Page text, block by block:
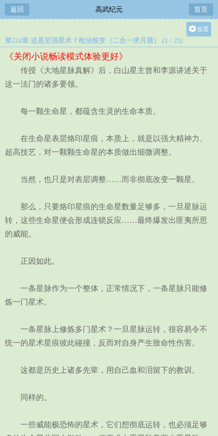
返回 高武纪元 首页
设置
中
第224章 这是至强星术？枪法蜕变（二合一求月票） (1 / 25)
《关闭小说畅读模式体验更好》
传授《大地星脉真解》后，白山星主曾和李源讲述关于
这一法门的诸多要领。
每一颗生命星，都蕴含生灵的生命本质。
在生命星表层烙印星痕，本质上，就是以强大精神力、
超高技艺，对一颗颗生命星的本质做出细微调整。
当然，也只是对表层调整……而非彻底改变一颗星。
那么，只要烙印星痕的生命星数量足够多，一旦星脉运
转，这些生命星便会形成连锁反应……最终爆发出匪夷所思
的威能。
正因如此。
一条星脉作为一个整体，正常情况下，一条星脉只能修
炼一门星术。
一条星脉上修炼多门星术？一旦星脉运转，很容易令不
统一的星术星痕彼此碰撞，反而对自身产生致命性伤害。
这都是历史上诸多先辈，用自己血和泪留下的教训。
同样的。
一些威能极恐怖的星术，它们想彻底运转，也必须足够